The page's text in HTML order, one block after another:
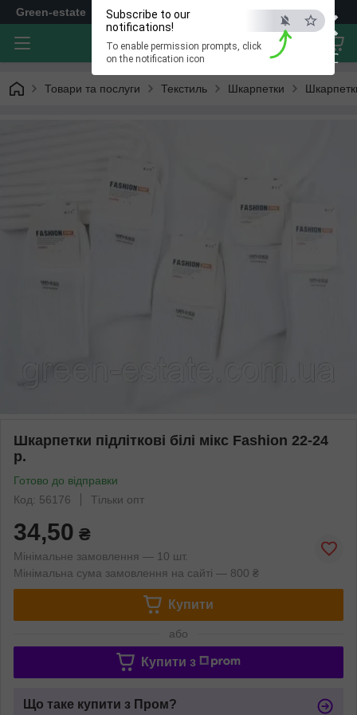
×
ESC
Subscribe to our
notifications!
To enable permission prompts, click
on the notification icon
Green-estate
Товари та послуги Текстиль Шкарпетки
Шкарпетки підліткові білі мікс Fashion 22-24
р.
Готово до відправки
Код: 56176
Тільки опт
34,50 ₴
Мінімальне замовлення — 10 шт.
Мінімальна сума замовлення на сайті — 800 ₴
Купити
або
Купити з
Що таке купити з Пром?